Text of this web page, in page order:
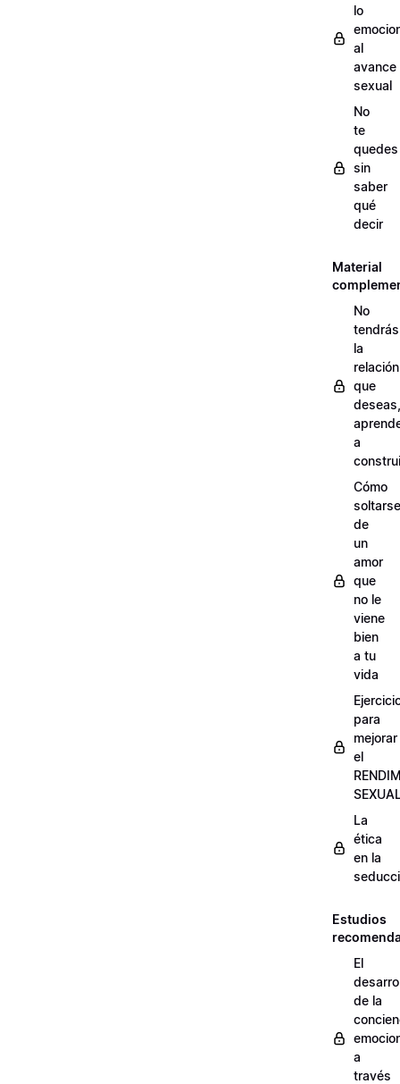
lo
al
avance
sexual
No
te
quedes
sin
saber
qué
decir
Material
No
tendrás
la
relación
que
deseas,
a
Cómo
soltarse
de
un
amor
que
no le
viene
bien
a tu
vida
para
mejorar
el
La
ética
en la
Estudios
El
de la
a
través